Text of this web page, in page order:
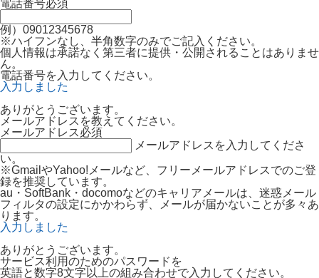
電話番号必須
例）09012345678
※ハイフンなし、半角数字のみでご記入ください。
個人情報は承諾なく第三者に提供・公開されることはありませ
ん。
電話番号を入力してください。
入力しました
ありがとうございます。
メールアドレスを教えてください。
メールアドレス必須
メールアドレスを入力してくださ
い。
※GmailやYahoo!メールなど、フリーメールアドレスでのご登
録を推奨しています。
au・SoftBank・docomoなどのキャリアメールは、迷惑メール
フィルタの設定にかかわらず、メールが届かないことが多々あ
ります。
入力しました
ありがとうございます。
サービス利用のためのパスワードを
英語と数字8文字以上の組み合わせで入力してください。